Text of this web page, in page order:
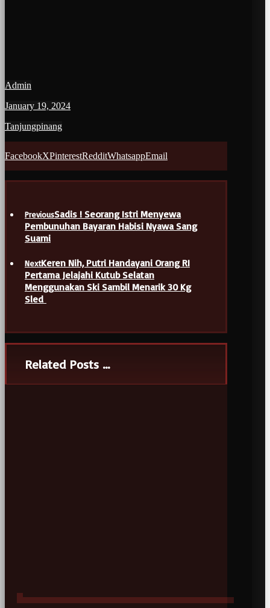
Admin
January 19, 2024
Tanjungpinang
FacebookXPinterestRedditWhatsappEmail
PreviousSadis ! Seorang Istri Menyewa
Pembunuhan Bayaran Habisi Nyawa Sang
Suami
NextKeren Nih, Putri Handayani Orang RI
Pertama Jelajahi Kutub Selatan
Menggunakan Ski Sambil Menarik 30 Kg
Sled
Related Posts ...